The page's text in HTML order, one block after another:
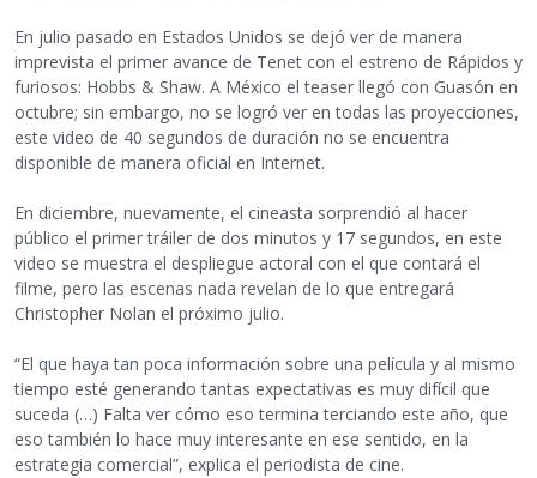
En julio pasado en Estados Unidos se dejó ver de manera
imprevista el primer avance de Tenet con el estreno de Rápidos y
furiosos: Hobbs & Shaw. A México el teaser llegó con Guasón en
octubre; sin embargo, no se logró ver en todas las proyecciones,
este video de 40 segundos de duración no se encuentra
disponible de manera oficial en Internet.
En diciembre, nuevamente, el cineasta sorprendió al hacer
público el primer tráiler de dos minutos y 17 segundos, en este
video se muestra el despliegue actoral con el que contará el
filme, pero las escenas nada revelan de lo que entregará
Christopher Nolan el próximo julio.
“El que haya tan poca información sobre una película y al mismo
tiempo esté generando tantas expectativas es muy difícil que
suceda (…) Falta ver cómo eso termina terciando este año, que
eso también lo hace muy interesante en ese sentido, en la
estrategia comercial”, explica el periodista de cine.